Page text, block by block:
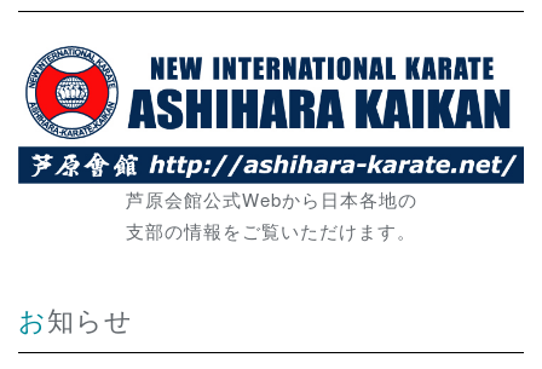
芦原会館公式Webから日本各地の
支部の情報をご覧いただけます。
お知らせ